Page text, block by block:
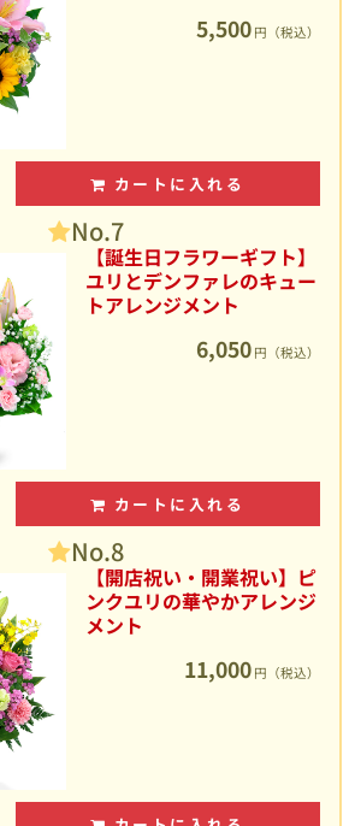
5,500 円（税込）
カートに入れる
No.7
【誕生日フラワーギフト】
ユリとデンファレのキュー
トアレンジメント
6,050 円（税込）
カートに入れる
No.8
【開店祝い・開業祝い】ピ
ンクユリの華やかアレンジ
メント
11,000 円（税込）